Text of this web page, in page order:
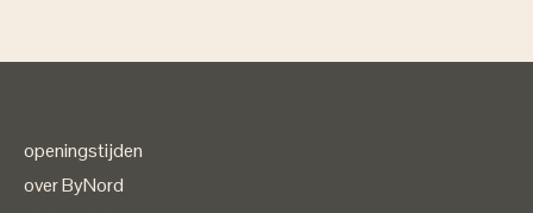
openingstijden
over ByNord